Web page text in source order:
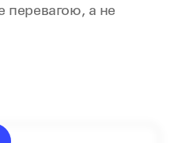
перевагою, а не